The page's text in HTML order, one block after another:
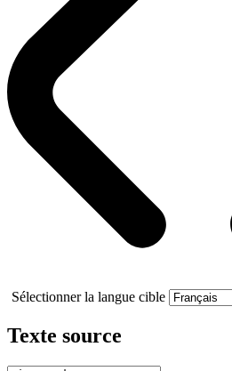
Sélectionner la langue cible
Texte source